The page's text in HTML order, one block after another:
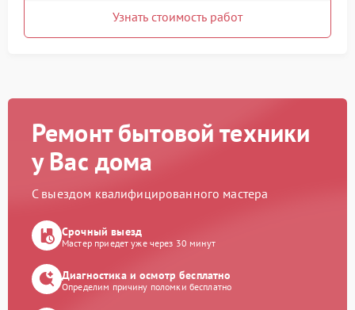
Узнать стоимость работ
Ремонт бытовой техники
у Вас дома
С выездом квалифицированного мастера
Срочный выезд
Мастер приедет уже через 30 минут
Диагностика и осмотр бесплатно
Определим причину поломки бесплатно